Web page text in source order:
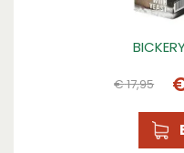
€17,95